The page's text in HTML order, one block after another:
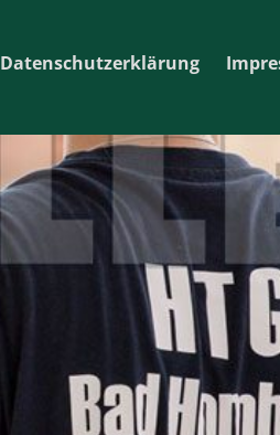
Datenschutzerklärung